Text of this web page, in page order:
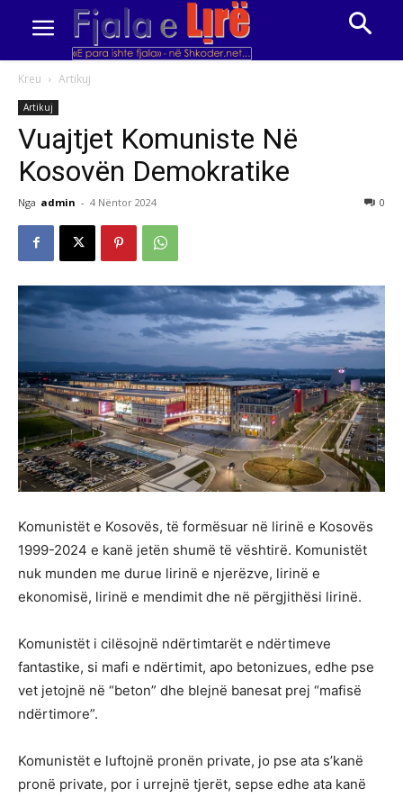
Kreu Artikuj
Artikuj
Vuajtjet Komuniste Në
Kosovën Demokratike
Nga admin - 4 Nëntor 2024 0
Komunistët e Kosovës, të formësuar në lirinë e Kosovës
1999-2024 e kanë jetën shumë të vështirë. Komunistët
nuk munden me durue lirinë e njerëzve, lirinë e
ekonomisë, lirinë e mendimit dhe në përgjithësi lirinë.
Komunistët i cilësojnë ndërtimtarët e ndërtimeve
fantastike, si mafi e ndërtimit, apo betonizues, edhe pse
vet jetojnë në “beton” dhe blejnë banesat prej “mafisë
ndërtimore”.
Komunistët e luftojnë pronën private, jo pse ata s’kanë
pronë private, por i urrejnë tjerët, sepse edhe ata kanë